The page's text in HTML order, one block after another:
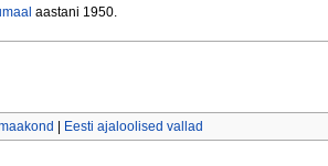
aastani 1950.
Eesti ajaloolised vallad